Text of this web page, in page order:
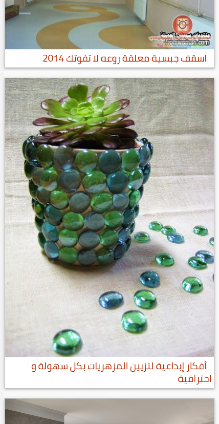
اسقف جبسية معلقة روعه لا تفوتك 2014
أفكار إبداعية لتزيين المزهريات بكل سهولة و
احترافية